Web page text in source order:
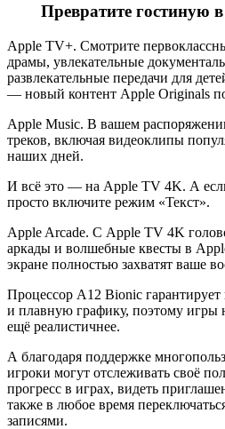
Превратите гостиную
Apple TV+. Смотрите
драмы, увлекательные
развлекательные передачи для
— новый контент Apple Originals
Apple Music. В вашем
треков, включая видеоклипы
наших дней.
И всё это — на Apple TV 4K. А
просто включите режим «Текст».
Apple Arcade. С Apple TV 4K
аркады и волшебные квесты в
экране полностью захватят ваше
Процессор A12 Bionic
и плавную графику, поэтому игры
ещё реалистичнее.
А благодаря поддержке
игроки могут отслеживать своё
прогресс в играх, видеть
также в любое время
записями.